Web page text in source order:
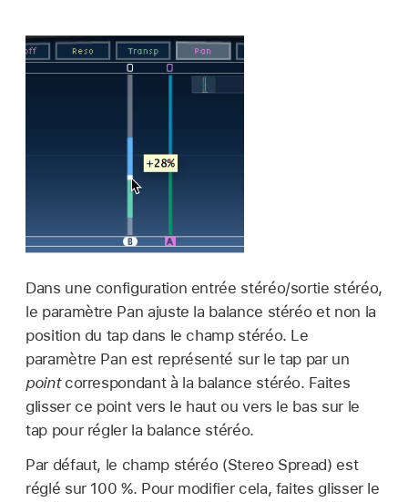
Dans une configuration entrée stéréo/sortie stéréo,
le paramètre Pan ajuste la balance stéréo et non la
position du tap dans le champ stéréo. Le
paramètre Pan est représenté sur le tap par un
pointcorrespondant à la balance stéréo. Faites
glisser ce point vers le haut ou vers le bas sur le
tap pour régler la balance stéréo.
Par défaut, le champ stéréo (Stereo Spread) est
réglé sur 100 %. Pour modifier cela, faites glisser le